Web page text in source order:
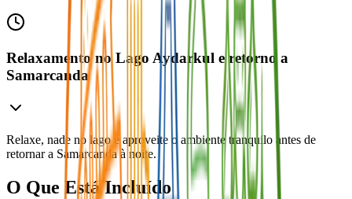
Relaxamento no Lago Aydarkul e retorno a
Samarcanda
Relaxe, nade no lago e aproveite o ambiente tranquilo antes de
retornar a Samarcanda à noite.
O Que Está Incluído